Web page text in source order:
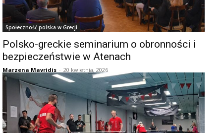
Społeczność polska w Grecji
Polsko-greckie seminarium o obronności i
bezpieczeństwie w Atenach
Marzena Mavridis - 20 kwietnia, 2026